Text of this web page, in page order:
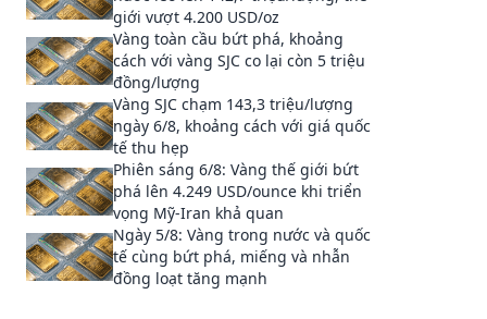
giới vượt 4.200 USD/oz
Vàng toàn cầu bứt phá, khoảng
cách với vàng SJC co lại còn 5 triệu
đồng/lượng
Vàng SJC chạm 143,3 triệu/lượng
ngày 6/8, khoảng cách với giá quốc
tế thu hẹp
Phiên sáng 6/8: Vàng thế giới bứt
phá lên 4.249 USD/ounce khi triển
vọng Mỹ-Iran khả quan
Ngày 5/8: Vàng trong nước và quốc
tế cùng bứt phá, miếng và nhẫn
đồng loạt tăng mạnh